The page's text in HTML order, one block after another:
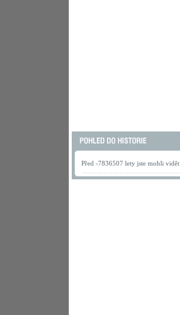
Před -7836507 lety jste mohli vidět .